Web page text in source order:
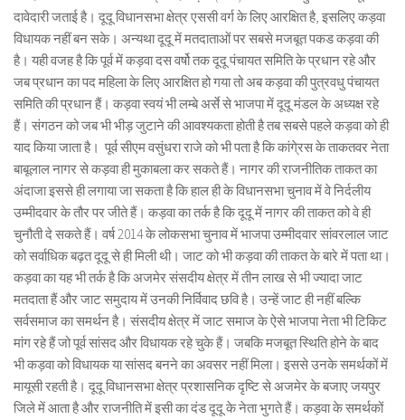
दावेदारी जताई है। दूदू विधानसभा क्षेत्र एससी वर्ग के लिए आरक्षित है, इसलिए कड़वा
विधायक नहीं बन सके। अन्यथा दूदू में मतदाताओं पर सबसे मजबूत पकड कड़वा की
है। यही वजह है कि पूर्व में कड़वा दस वर्षो तक दूदू पंचायत समिति के प्रधान रहे और
जब प्रधान का पद महिला के लिए आरक्षित हो गया तो अब कड़वा की पुत्रवधु पंचायत
समिति की प्रधान हैं। कड़वा स्वयं भी लम्बे अर्से से भाजपा में दूदू मंडल के अध्यक्ष रहे
हैं। संगठन को जब भी भीड़ जुटाने की आवश्यकता होती है तब सबसे पहले कड़वा को ही
याद किया जाता है। पूर्व सीएम वसुंधरा राजे को भी पता है कि कांगे्रस के ताकतवर नेता
बाबूलाल नागर से कड़वा ही मुकाबला कर सकते हैं। नागर की राजनीतिक ताकत का
अंदाजा इससे ही लगाया जा सकता है कि हाल ही के विधानसभा चुनाव में वे निर्दलीय
उम्मीदवार के तौर पर जीते हैं। कड़वा का तर्क है कि दूदू में नागर की ताकत को वे ही
चुनौती दे सकते हैं। वर्ष 2014 के लोकसभा चुनाव में भाजपा उम्मीदवार सांवरलाल जाट
को सर्वाधिक बढ़त दूदू से ही मिली थी। जाट को भी कड़वा की ताकत के बारे में पता था।
कड़वा का यह भी तर्क है कि अजमेर संसदीय क्षेत्र में तीन लाख से भी ज्यादा जाट
मतदाता हैं और जाट समुदाय में उनकी निर्विवाद छवि है। उन्हें जाट ही नहीं बल्कि
सर्वसमाज का समर्थन है। संसदीय क्षेत्र में जाट समाज के ऐसे भाजपा नेता भी टिकिट
मांग रहे हैं जो पूर्व सांसद और विधायक रहे चुके हैं। जबकि मजबूत स्थिति होने के बाद
भी कड़वा को विधायक या सांसद बनने का अवसर नहीं मिला। इससे उनके समर्थकों में
मायूसी रहती है। दूदू विधानसभा क्षेत्र प्रशासनिक दृष्टि से अजमेर के बजाए जयपुर
जिले में आता है और राजनीति में इसी का दंड दूदू के नेता भुगते हैं। कड़वा के समर्थकों